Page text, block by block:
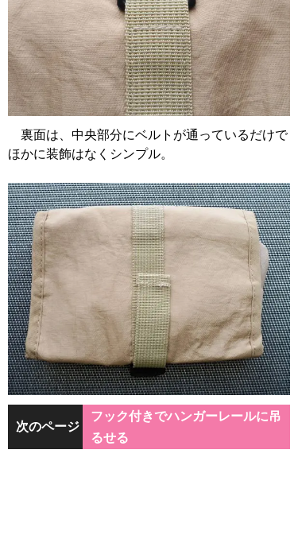
裏面は、中央部分にベルトが通っているだけで
ほかに装飾はなくシンプル。
次のページ
フック付きでハンガーレールに吊
るせる